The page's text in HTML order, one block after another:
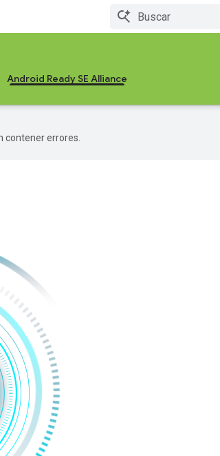
Android Ready SE Alliance
contener errores.